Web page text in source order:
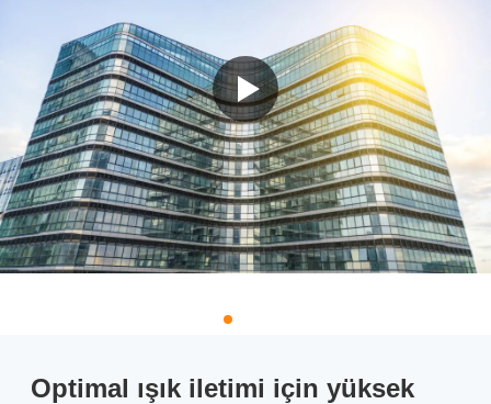
Optimal ışık iletimi için yüksek